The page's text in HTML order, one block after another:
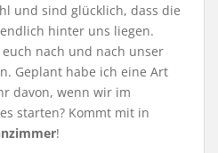
und sind glücklich, dass die
hinter uns liegen.
nach und nach unser
Geplant habe ich eine Art
davon, wenn wir im
starten? Kommt mit in
!